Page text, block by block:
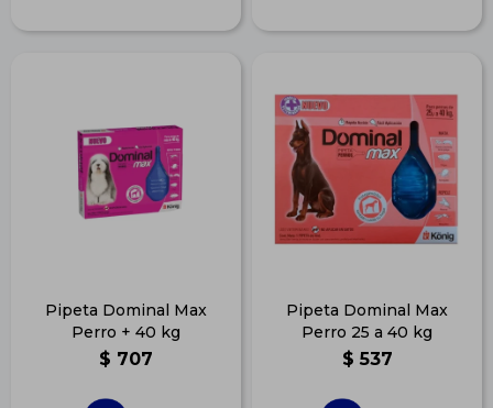
Pipeta Dominal Max
Perro + 40 kg
$ 707
Pipeta Dominal Max
Perro 25 a 40 kg
$ 537